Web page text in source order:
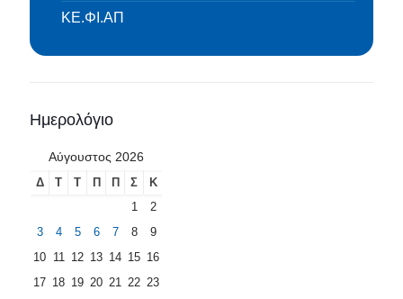
ΚΕ.ΦΙ.ΑΠ
Ημερολόγιο
Αύγουστος 2026
Δ Τ Τ Π Π Σ
Κ
1
2
3
4 5 6 7 8
9
10 11 12 13 14 15 16
17 18 19 20 21 22 23